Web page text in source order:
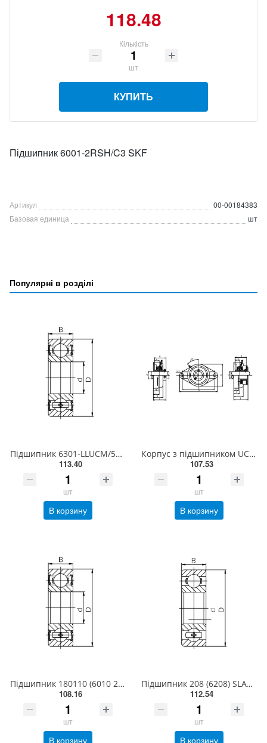
118.48
Кількість
шт
КУПИТЬ
Підшипник 6001-2RSH/C3 SKF
Артикул
00-00184383
Базовая единица
шт
Популярні в розділі
Підшипник 6301-LLUCM/5K NTN
113.40
шт
В корзину
Корпус з підшипником UCFL 206 EXL
107.53
шт
В корзину
Підшипник 180110 (6010 2RS) SLAVIA (Словаччина)
108.16
шт
В корзину
Підшипник 208 (6208) SLAVIA (Словаччина)
112.54
шт
В корзину